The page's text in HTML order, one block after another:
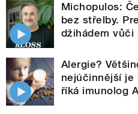
Michopulos:
bez střelby.
džihádem vůči
Alergie?
nejúčinnější
říká imunolog